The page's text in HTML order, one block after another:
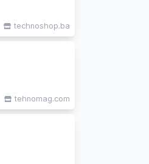
technoshop.ba
tehnomag.com